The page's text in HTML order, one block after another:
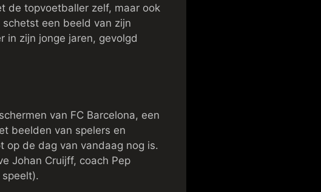
de topvoetballer zelf, maar ook
een beeld van zijn
in zijn jonge jaren, gevolgd
van FC Barcelona, een
beelden van spelers en
op de dag van vandaag nog is.
Johan Cruijff, coach Pep